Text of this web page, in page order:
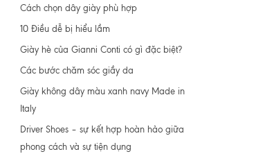
Cách chọn dây giày phù hợp
10 Điều dễ bị hiểu lầm
Giày hè của Gianni Conti có gì đặc biệt?
Các bước chăm sóc giầy da
Giày không dây màu xanh navy Made in
Italy
Driver Shoes – sự kết hợp hoàn hảo giữa
phong cách và sự tiện dụng